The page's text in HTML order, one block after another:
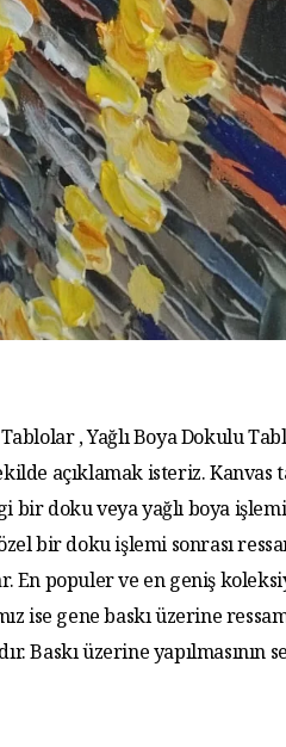
, Yağlı Boya Dokulu
açıklamak isteriz. Kanvas
bir doku veya yağlı boya
bir doku işlemi sonrası
En populer ve en geniş
ise gene baskı üzerine
Baskı üzerine